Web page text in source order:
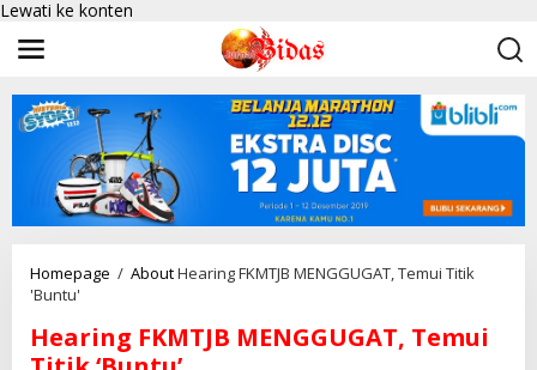
Lewati ke konten
Homepage / AboutHearing FKMTJB MENGGUGAT, Temui Titik
'Buntu'
Hearing FKMTJB MENGGUGAT, Temui